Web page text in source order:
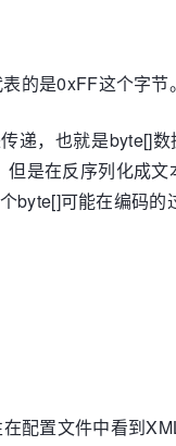
的是0xFF这个字节。
递，也就是byte[]
是在反序列化成
可能在编码的
配置文件中看到